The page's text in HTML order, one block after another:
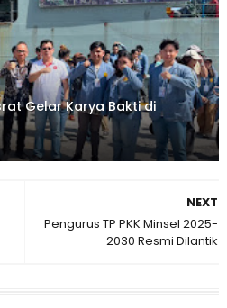
Gelar Karya Bakti di
NEXT
Pengurus TP PKK Minsel 2025-
2030 Resmi Dilantik